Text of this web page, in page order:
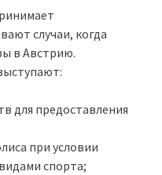
случаи, когда
в Австрию.
для предоставления
при условии
спорта;